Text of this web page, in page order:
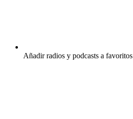
Añadir radios y podcasts a favoritos